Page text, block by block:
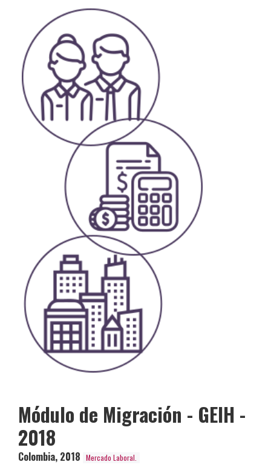
Módulo de Migración - GEIH -
2018
Colombia, 2018 Mercado Laboral.